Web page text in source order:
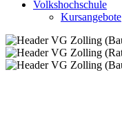
Volkshochschule
Kursangebote